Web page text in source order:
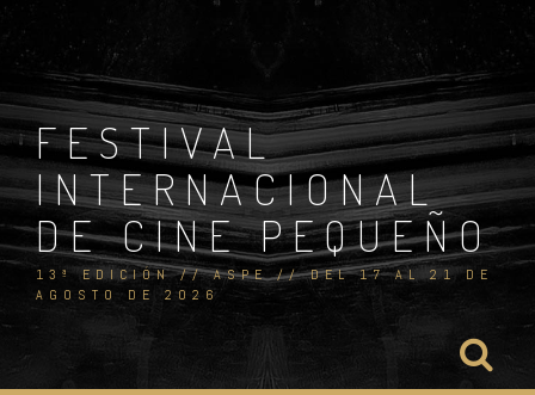
Skip
content
FESTIVAL
INTERNACIONAL
DE CINE PEQUEÑO
13ª EDICIÓN // ASPE // DEL 17 AL 21 DE
AGOSTO DE 2026